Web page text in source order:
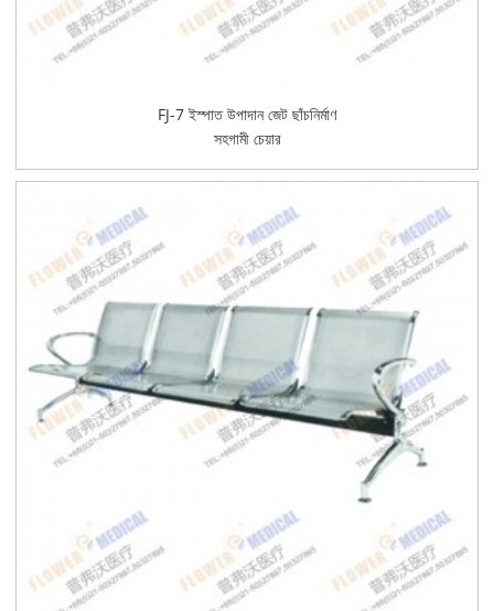
FJ-7 ইস্পাত উপাদান জেট ছাঁচনির্মাণ
সহগামী চেয়ার